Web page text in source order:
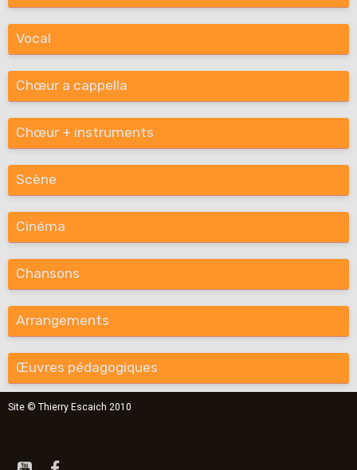
Vocal
Chœur a cappella
Chœur + instruments
Scène
Cinéma
Chansons
Arrangements
Œuvres pédagogiques
Site © Thierry Escaich 2010